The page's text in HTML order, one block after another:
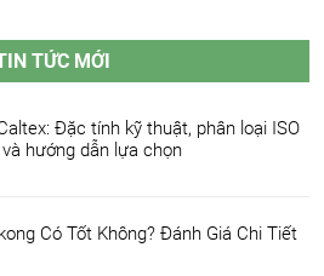
TỨC MỚI
Đặc tính kỹ thuật, phân loại ISO
hướng dẫn lựa chọn
Có Tốt Không? Đánh Giá Chi Tiết